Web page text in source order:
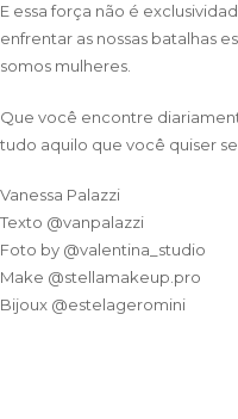
E essa força não é
enfrentar as nossas batalhas
somos mulheres.
Que você encontre
tudo aquilo que você quiser
Vanessa Palazzi
Texto @vanpalazzi
Foto by @valentina_studio
Make @stellamakeup.pro
Bijoux @estelageromini